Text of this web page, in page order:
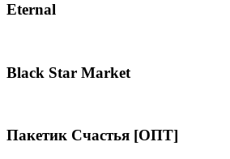
Eternal
Black Star Market
Пакетик Счастья [ОПТ]